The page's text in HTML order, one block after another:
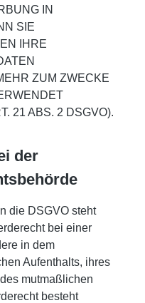
IN
SIE
IHRE
ZUM ZWECKE
21 ABS. 2 DSGVO).
der
die DSGVO steht
bei einer
in dem
Aufenthalts, ihres
mutmaßlichen
besteht